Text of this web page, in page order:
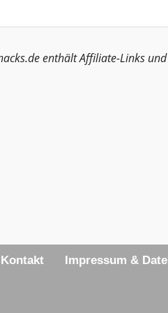
enthält Affiliate-Links
Kontakt Impressum &